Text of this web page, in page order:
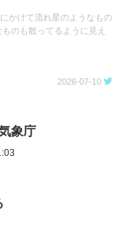
かけて流れ星のようなもの
のも散ってるように見え
2026-07-10
象庁